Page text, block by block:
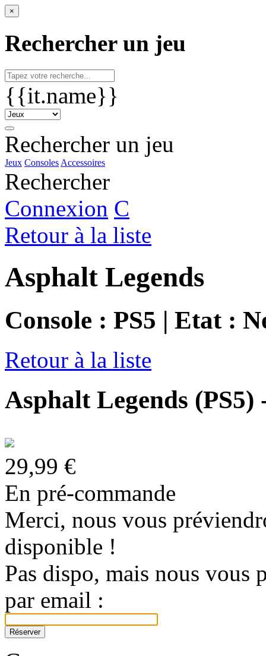
×
Rechercher un jeu
{{it.name}}
Rechercher un jeu
Jeux Consoles Accessoires
Rechercher
Connexion C
Retour à la liste
Asphalt Legends
Console : PS5 | Etat :
Retour à la liste
Asphalt Legends (PS5)
29,99 €
En pré-commande
Merci, nous vous
disponible !
Pas dispo, mais nous vous
par email :